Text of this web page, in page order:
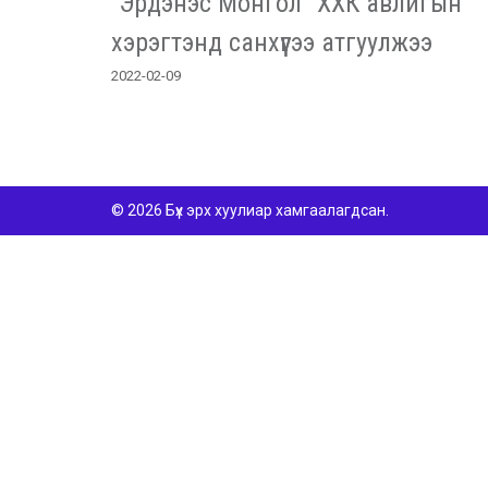
хэрэгтэнд санхүүгээ атгуулжээ
2022-02-09
© 2026 Бүх эрх хуулиар хамгаалагдсан.